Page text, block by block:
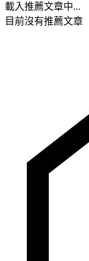
載入推薦文章中...
目前沒有推薦文章